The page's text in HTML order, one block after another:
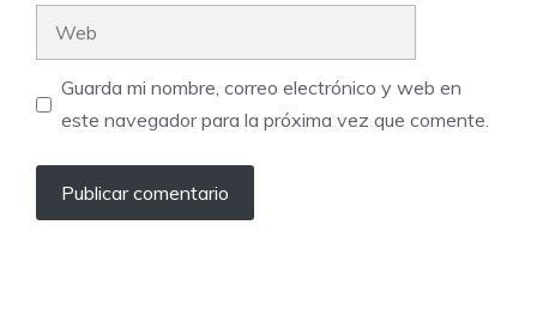
Guarda mi nombre, correo electrónico y web en
este navegador para la próxima vez que comente.